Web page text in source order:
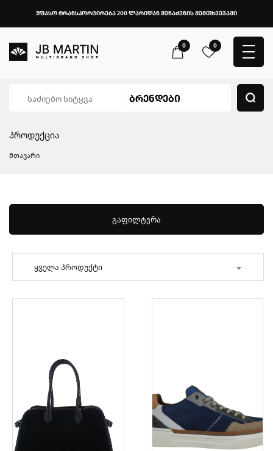
უფასო ტრანსპორტირება 200 ლარიდან შენაძენის შემთხვევაში
0 0
პროდუქცია
მთავარი
გაფილტვრა
ყველა პროდუქტი